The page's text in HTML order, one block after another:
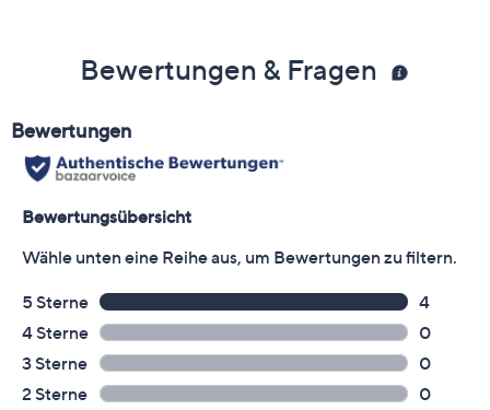
Bewertungen & Fragen